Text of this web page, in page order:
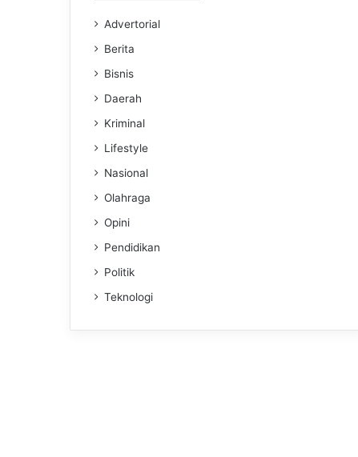
Advertorial
Berita
Bisnis
Daerah
Kriminal
Lifestyle
Nasional
Olahraga
Opini
Pendidikan
Politik
Teknologi